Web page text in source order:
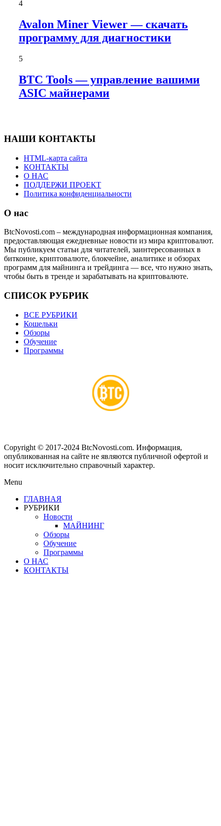
4
Avalon Miner Viewer — скачать
программу для диагностики
5
BTC Tools — управление вашими
ASIC майнерами
НАШИ КОНТАКТЫ
HTML-карта сайта
КОНТАКТЫ
О НАС
ПОДДЕРЖИ ПРОЕКТ
Политика конфиденциальности
О нас
BtcNovosti.com – международная информационная компания,
предоставляющая ежедневные новости из мира криптовалют.
Мы публикуем статьи для читателей, заинтересованных в
биткоине, криптовалюте, блокчейне, аналитике и обзорах
программ для майнинга и трейдинга — все, что нужно знать,
чтобы быть в тренде и зарабатывать на криптовалюте.
СПИСОК РУБРИК
ВСЕ РУБРИКИ
Кошельки
Обзоры
Обучение
Программы
Copyright © 2017-2024 BtcNovosti.com. Информация,
опубликованная на сайте не являются публичной офертой и
носит исключительно справочный характер.
Menu
ГЛАВНАЯ
РУБРИКИ
Новости
МАЙНИНГ
Обзоры
Обучение
Программы
О НАС
КОНТАКТЫ